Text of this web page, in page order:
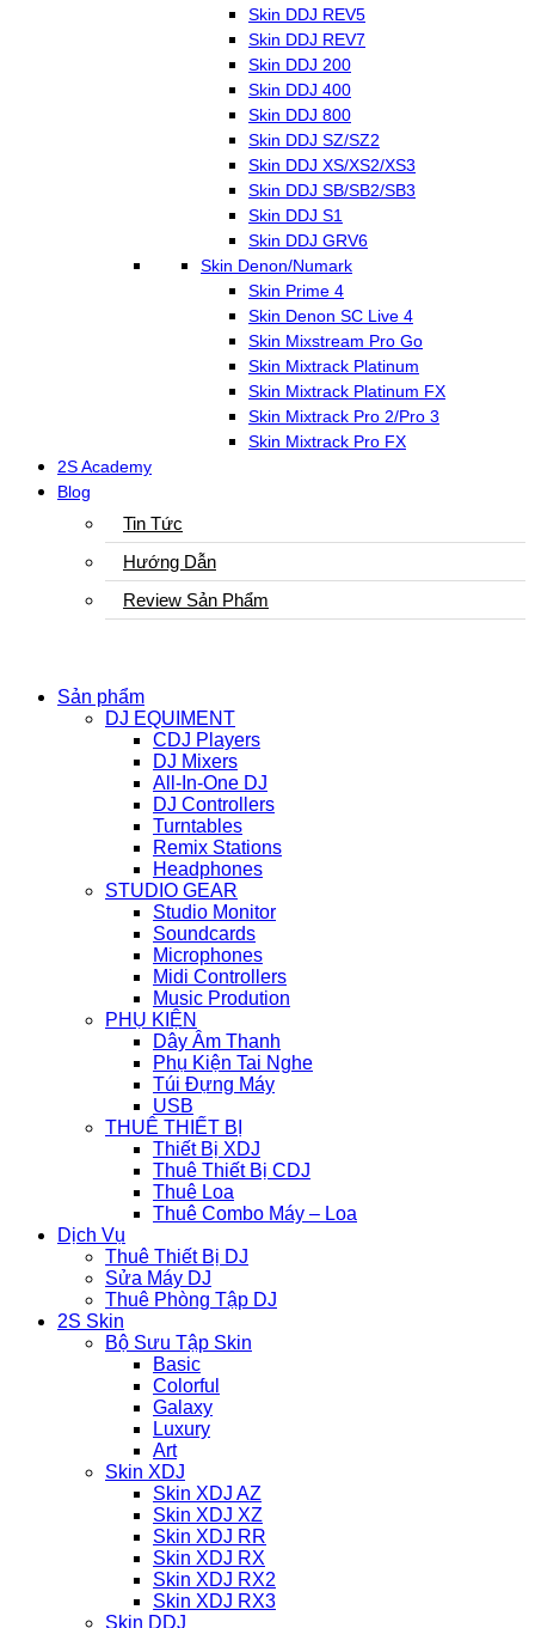
Skin DDJ REV5
Skin DDJ REV7
Skin DDJ 200
Skin DDJ 400
Skin DDJ 800
Skin DDJ SZ/SZ2
Skin DDJ XS/XS2/XS3
Skin DDJ SB/SB2/SB3
Skin DDJ S1
Skin DDJ GRV6
Skin Denon/Numark
Skin Prime 4
Skin Denon SC Live 4
Skin Mixstream Pro Go
Skin Mixtrack Platinum
Skin Mixtrack Platinum FX
Skin Mixtrack Pro 2/Pro 3
Skin Mixtrack Pro FX
2S Academy
Blog
Tin Tức
Hướng Dẫn
Review Sản Phẩm
Sản phẩm
DJ EQUIMENT
CDJ Players
DJ Mixers
All-In-One DJ
DJ Controllers
Turntables
Remix Stations
Headphones
STUDIO GEAR
Studio Monitor
Soundcards
Microphones
Midi Controllers
Music Prodution
PHỤ KIỆN
Dây Âm Thanh
Phụ Kiện Tai Nghe
Túi Đựng Máy
USB
THUÊ THIẾT BỊ
Thiết Bị XDJ
Thuê Thiết Bị CDJ
Thuê Loa
Thuê Combo Máy – Loa
Dịch Vụ
Thuê Thiết Bị DJ
Sửa Máy DJ
Thuê Phòng Tập DJ
2S Skin
Bộ Sưu Tập Skin
Basic
Colorful
Galaxy
Luxury
Art
Skin XDJ
Skin XDJ AZ
Skin XDJ XZ
Skin XDJ RR
Skin XDJ RX
Skin XDJ RX2
Skin XDJ RX3
Skin DDJ